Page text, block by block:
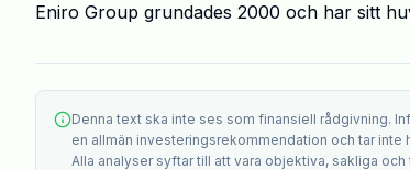
Eniro Group grundades 2000 och har sitt
Denna text ska inte ses som finansiell rådgivning.
en allmän investeringsrekommendation och tar
Alla analyser syftar till att vara objektiva, sakliga